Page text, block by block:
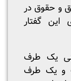
و حقوق در
این گفتار
یک طرف
و یک طرف